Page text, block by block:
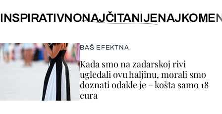
INSPIRATIVNONAJČITANIJE
BAŠ EFEKTNA
Kada smo na zadarskoj rivi
ugledali ovu haljinu, morali smo
doznati odakle je – košta samo 18
eura